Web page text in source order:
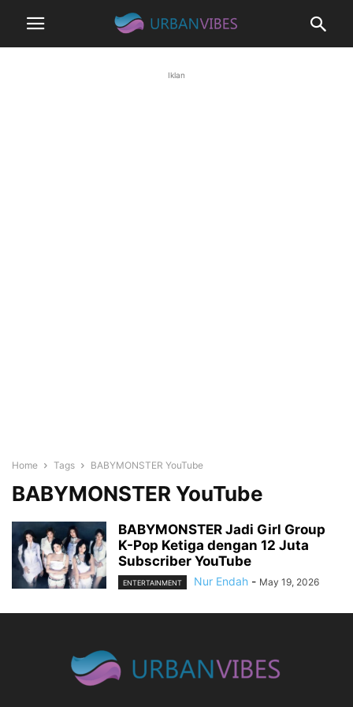
Iklan
Home Tags BABYMONSTER YouTube
BABYMONSTER YouTube
BABYMONSTER Jadi Girl Group
K-Pop Ketiga dengan 12 Juta
Subscriber YouTube
ENTERTAINMENT Nur Endah - May 19, 2026